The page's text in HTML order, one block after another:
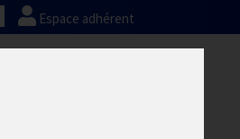
Espace adhérent